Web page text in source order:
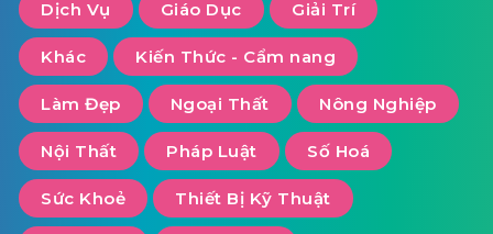
Dịch Vụ Giáo Dục Giải Trí
Khác Kiến Thức - Cẩm nang
Làm Đẹp Ngoại Thất Nông Nghiệp
Nội Thất Pháp Luật Số Hoá
Sức Khoẻ Thiết Bị Kỹ Thuật